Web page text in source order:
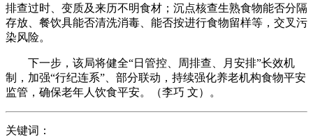
排查过时、变质及来历不明食材；沉点核查生熟食物能否分隔
存放、餐饮具能否清洗消毒、能否按进行食物留样等，交叉污
染风险。
下一步，该局将健全“日管控、周排查、月安排”长效机
制，加强“行纪连系”、部分联动，持续强化养老机构食物平安
监管，确保老年人饮食平安。（李巧 文）。
关键词：